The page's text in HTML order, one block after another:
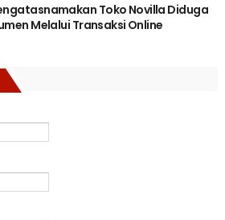
Toko Novilla Diduga
Melalui Transaksi Online